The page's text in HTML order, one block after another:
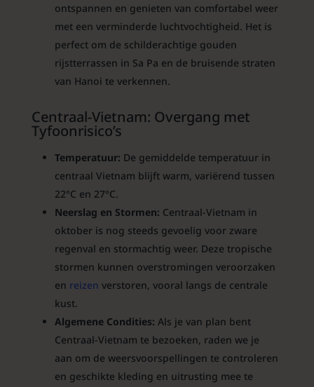
ontspannen en genieten van comfortabel weer
met een verminderde luchtvochtigheid. Het is
perfect om de schilderachtige gouden
rijstterrassen in Sa Pa en de bruisende straten
van Hanoi te verkennen.
Centraal-Vietnam: Overgang met
Tyfoonrisico’s
Temperatuur: De gemiddelde temperatuur in
centraal Vietnam blijft warm, variërend tussen
22°C en 27°C.
Neerslag en Stormen: Centraal-Vietnam in
oktober is nog steeds gevoelig voor zware
regenval en stormachtig weer. Deze tropische
stormen kunnen overstromingen veroorzaken
en reizen verstoren, vooral langs de centrale
kust.
Algemene Condities: Als je van plan bent
Centraal-Vietnam te bezoeken, raden we je
aan om de weersvoorspellingen te controleren
en geschikte kleding en uitrusting mee te